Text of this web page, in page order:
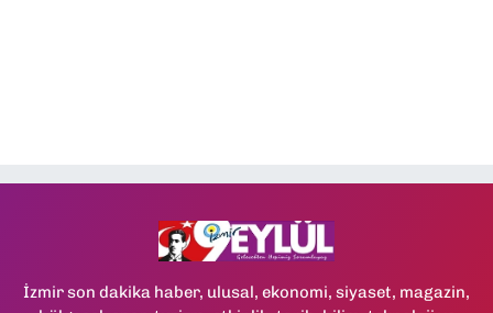
İzmir son dakika haber, ulusal, ekonomi, siyaset, magazin,